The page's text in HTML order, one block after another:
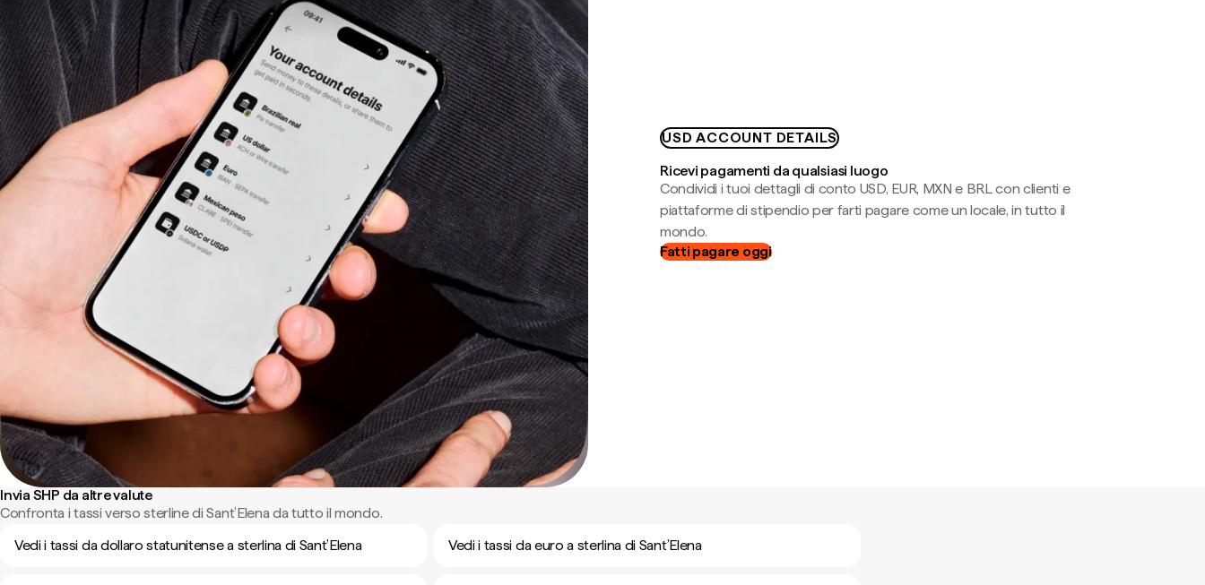
USD ACCOUNT DETAILS
Ricevi pagamenti da qualsiasi luogo
Condividi i tuoi dettagli di conto USD, EUR, MXN e BRL con clienti e
piattaforme di stipendio per farti pagare come un locale, in tutto il
mondo.
Fatti pagare oggi
Invia SHP da altre valute
Confronta i tassi verso sterline di Sant’Elena da tutto il mondo.
Vedi i tassi da dollaro statunitense a sterlina di Sant’Elena
Vedi i tassi da euro a sterlina di Sant’Elena